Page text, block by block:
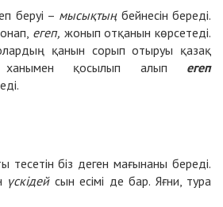
беруі – мысықтыңбейнесін береді.
егеп, жонып отқанын көрсетеді.
қанын сорып отыруы қазақ
ханымен қосылып алып егеп
тесетін біз деген мағынаны береді.
үскідейсын есімі де бар. Яғни, тура